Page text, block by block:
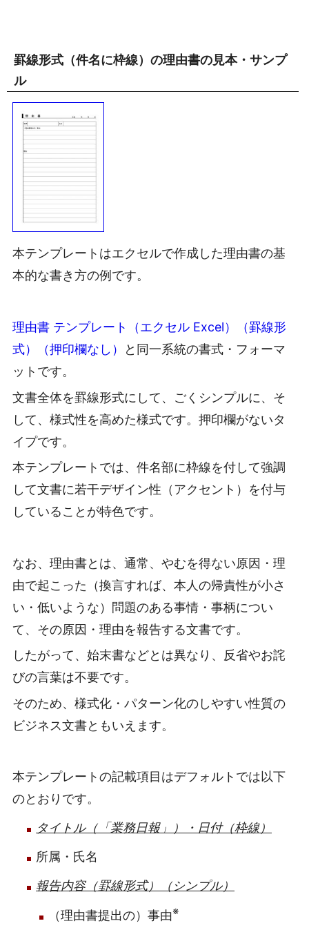
罫線形式（件名に枠線）の理由書の見本・サンプ
ル
本テンプレートはエクセルで作成した理由書の基
本的な書き方の例です。
理由書 テンプレート（エクセル Excel）（罫線形
式）（押印欄なし）
と同一系統の書式・フォーマ
ットです。
文書全体を罫線形式にして、ごくシンプルに、そ
して、様式性を高めた様式です。押印欄がないタ
イプです。
本テンプレートでは、件名部に枠線を付して強調
して文書に若干デザイン性（アクセント）を付与
していることが特色です。
なお、理由書とは、通常、やむを得ない原因・理
由で起こった（換言すれば、本人の帰責性が小さ
い・低いような）問題のある事情・事柄につい
て、その原因・理由を報告する文書です。
したがって、始末書などとは異なり、反省やお詫
びの言葉は不要です。
そのため、様式化・パターン化のしやすい性質の
ビジネス文書ともいえます。
本テンプレートの記載項目はデフォルトでは以下
のとおりです。
タイトル（「業務日報」）・日付（枠線）
所属・氏名
報告内容（罫線形式）（シンプル）
（理由書提出の）事由※